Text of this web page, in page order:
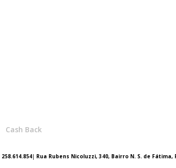
Cash Back
| Rua Rubens Nicoluzzi, 340, Bairro N. S. de Fátima,